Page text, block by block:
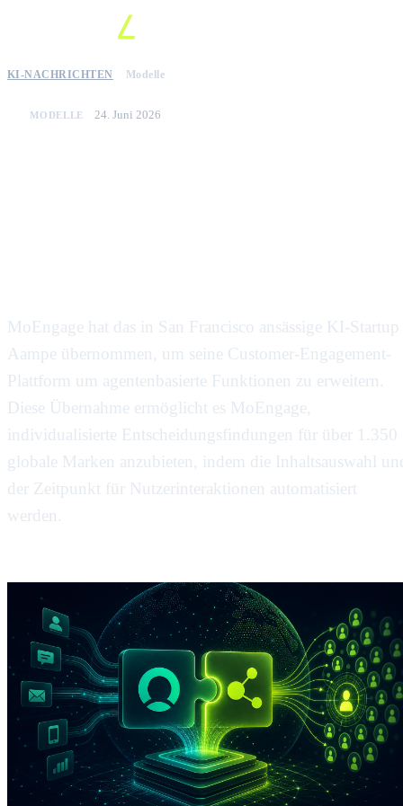
KI-NACHRICHTEN Modelle
MODELLE 24. Juni 2026
MoEngage hat das in San Francisco ansässige KI-Startup
Aampe übernommen, um seine Customer-Engagement-
Plattform um agentenbasierte Funktionen zu erweitern.
Diese Übernahme ermöglicht es MoEngage,
individualisierte Entscheidungsfindungen für über 1.350
globale Marken anzubieten, indem die Inhaltsauswahl
der Zeitpunkt für Nutzerinteraktionen automatisiert
werden.